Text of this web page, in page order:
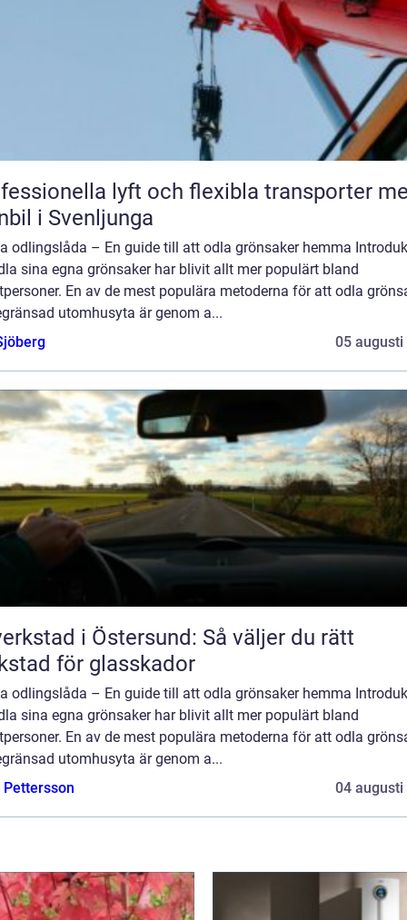
lyft och flexibla transporter
i Svenljunga
odlingslåda – En guide till att odla grönsaker hemma
sina egna grönsaker har blivit allt mer populärt bland
En av de mest populära metoderna för att odla
utomhusyta är genom a...
05 augusti
i Östersund: Så väljer du rätt
för glasskador
odlingslåda – En guide till att odla grönsaker hemma
sina egna grönsaker har blivit allt mer populärt bland
En av de mest populära metoderna för att odla
utomhusyta är genom a...
04 augusti